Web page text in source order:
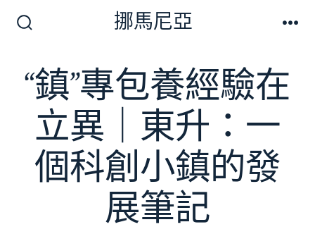
換
開
挪馬尼亞
“鎮”專包養經驗在
立異｜東升：一
個科創小鎮的發
展筆記